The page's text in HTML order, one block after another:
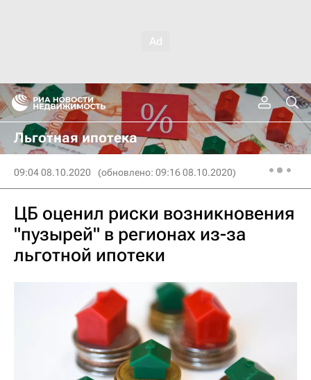
Льготная ипотека
09:04 08.10.2020 (обновлено: 09:16 08.10.2020)
ЦБ оценил риски возникновения
"пузырей" в регионах из-за
льготной ипотеки